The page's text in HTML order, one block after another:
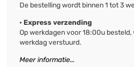
De bestelling wordt binnen 1 tot 3
· Express verzending
Op werkdagen voor 18:00u
werkdag verstuurd.
Meer informatie...